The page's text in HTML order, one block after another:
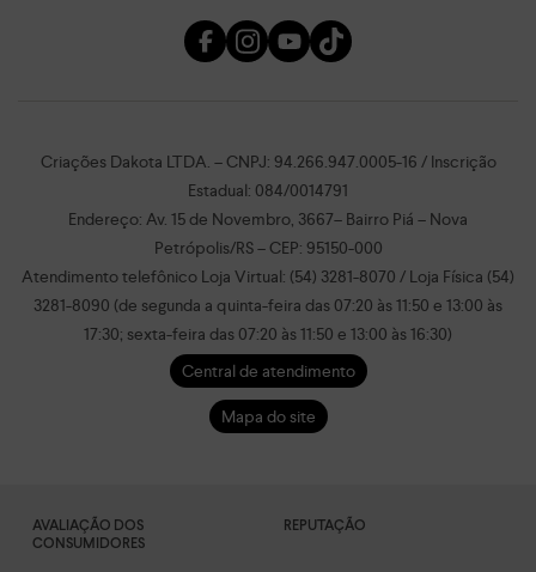
Criações Dakota LTDA. – CNPJ: 94.266.947.0005-16 / Inscrição
Estadual: 084/0014791
Endereço: Av. 15 de Novembro, 3667– Bairro Piá – Nova
Petrópolis/RS – CEP: 95150-000
Atendimento telefônico Loja Virtual: (54) 3281-8070 / Loja Física (54)
3281-8090 (de segunda a quinta-feira das 07:20 às 11:50 e 13:00 às
17:30; sexta-feira das 07:20 às 11:50 e 13:00 às 16:30)
Central de atendimento
Mapa do site
AVALIAÇÃO DOS
CONSUMIDORES
REPUTAÇÃO